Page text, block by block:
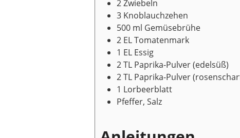
2 Zwiebeln
3 Knoblauchzehen
500 ml Gemüsebrühe
2 EL Tomatenmark
1 EL Essig
2 TL Paprika-Pulver (edelsüß)
2 TL Paprika-Pulver
1 Lorbeerblatt
Pfeffer, Salz